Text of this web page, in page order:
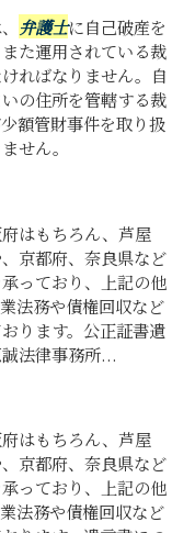
弁護士に自己破産を
た運用されている裁
ればなりません。自
の住所を管轄する裁
額管財事件を取り扱
せん。
はもちろん、芦屋
京都府、奈良県など
っており、上記の他
法務や債権回収など
ります。公正証書遺
法律事務所...
はもちろん、芦屋
京都府、奈良県など
っており、上記の他
法務や債権回収など